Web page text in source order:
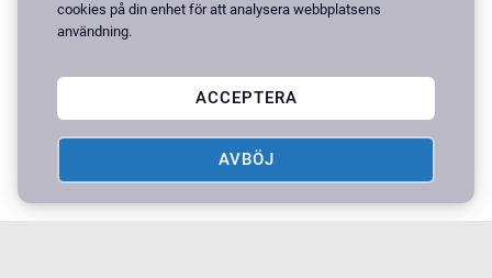
cookies på din enhet för att analysera webbplatsens
användning.
ACCEPTERA
AVBÖJ